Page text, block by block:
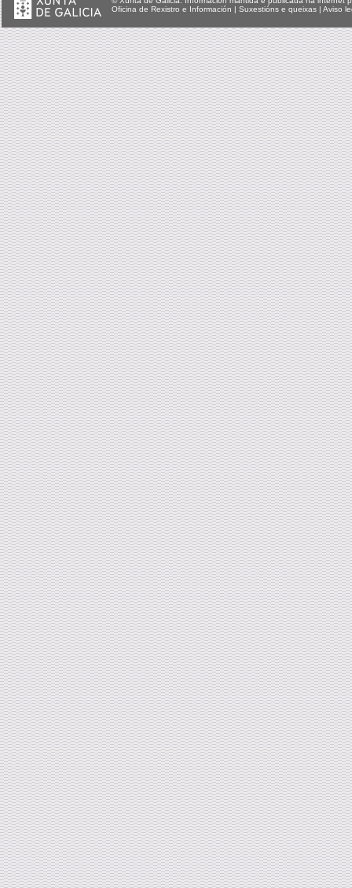
Oficina de Rexistro e Información | Suxestións e queixas | Aviso